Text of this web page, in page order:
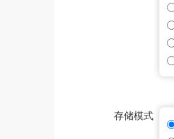
存储模式